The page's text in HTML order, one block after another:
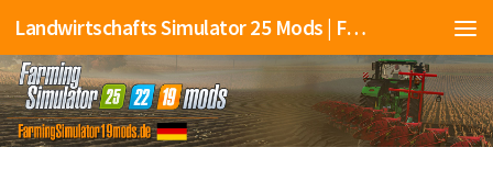
Landwirtschafts Simulator 25 Mods | Farming Simulator 25 Mods | FS25 Mods